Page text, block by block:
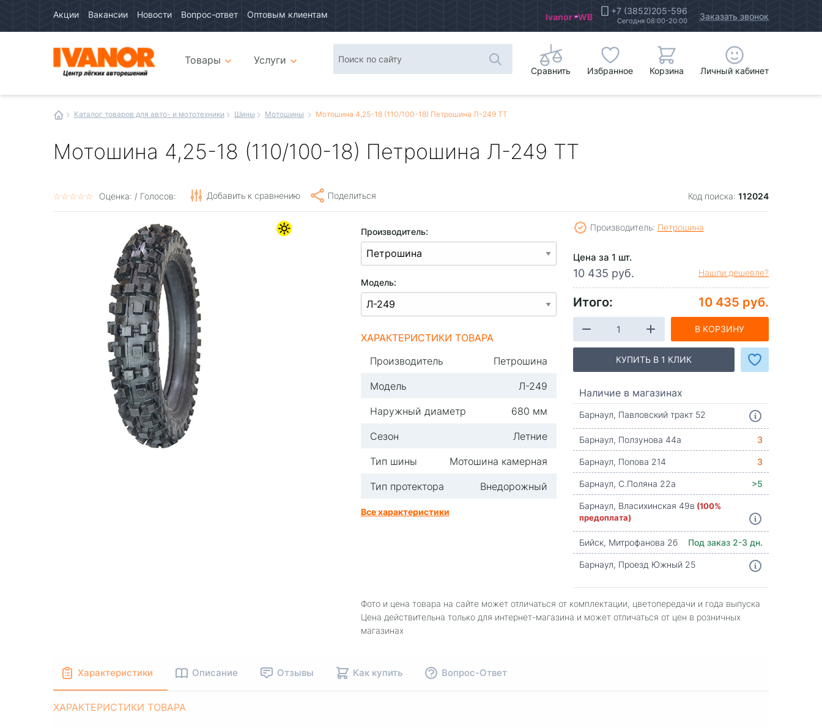
Акции Вакансии Новости Вопрос-ответ Оптовым клиентам Ivanor WB +7 (3852)205-596
Сегодня 08:00-20:00 Заказать звонок
интернетТовары
Услуги
Сравнить Избранное Корзина Личный кабинет
Каталог товаров для авто- и мототехники Шины Мотошины Мотошина 4,25-18 (110/100-18) Петрошина Л-249 TT
Мотошина 4,25-18 (110/100-18) Петрошина Л-249 TT
☆☆☆☆☆
★★★★★ Оценка: / Голосов: Добавить к сравнению Поделиться Код поиска: 112024
Производитель:
Модель:
ХАРАКТЕРИСТИКИ ТОВАРА
Производитель
Петрошина
Модель
Л-249
Наружный диаметр
680 мм
Сезон
Летние
Тип шины
Мотошина камерная
Тип протектора
Внедорожный
Все характеристики
Производитель: Петрошина
Цена за 1 шт.
10 435 руб. Нашли дешевле?
Итого: 10 435 руб.
В КОРЗИНУ
КУПИТЬ В 1 КЛИК
Наличие в магазинах
Барнаул, Павловский тракт 52
Барнаул, Ползунова 44а
3
Барнаул, Попова 214
3
Барнаул, С.Поляна 22а
>5
Барнаул, Власихинская 49в (100%
предоплата)
Бийск, Митрофанова 2б
Под заказ 2-3 дн.
Барнаул, Проезд Южный 25
Фото и цена товара на сайте может отличаться от комплектации, цветопередачи и года выпуска
Цена действительна только для интернет-магазина и может отличаться от цен в розничных
магазинах
Характеристики Описание Отзывы Как купить Вопрос-Ответ
ХАРАКТЕРИСТИКИ ТОВАРА